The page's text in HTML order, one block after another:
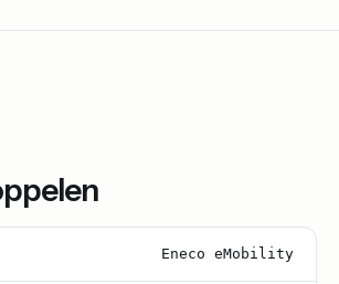
Eneco eMobility